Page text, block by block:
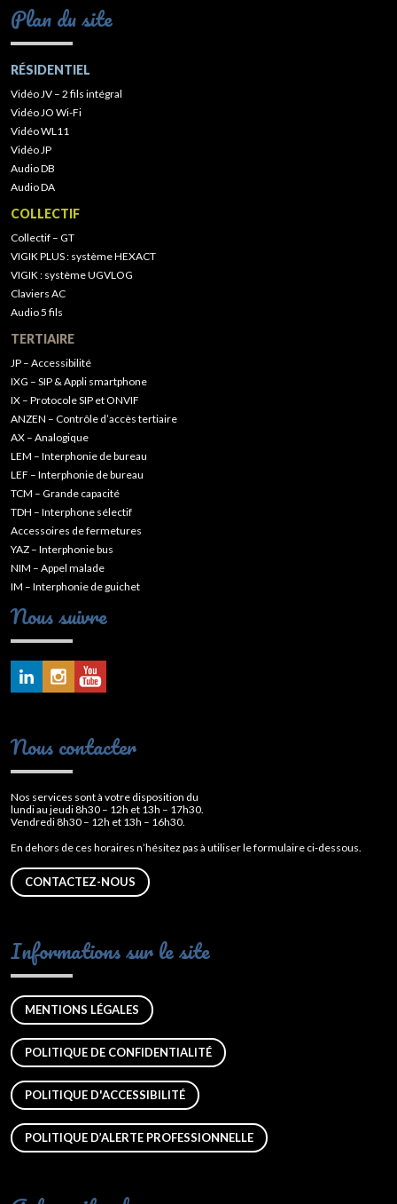
Plan du site
RÉSIDENTIEL
Vidéo JV – 2 fils intégral
Vidéo JO Wi-Fi
Vidéo WL11
Vidéo JP
Audio DB
Audio DA
COLLECTIF
Collectif – GT
VIGIK PLUS : système HEXACT
VIGIK : système UGVLOG
Claviers AC
Audio 5 fils
TERTIAIRE
JP – Accessibilité
IXG – SIP & Appli smartphone
IX – Protocole SIP et ONVIF
ANZEN – Contrôle d’accès tertiaire
AX – Analogique
LEM – Interphonie de bureau
LEF – Interphonie de bureau
TCM – Grande capacité
TDH – Interphone sélectif
Accessoires de fermetures
YAZ – Interphonie bus
NIM – Appel malade
IM – Interphonie de guichet
Nous suivre
Nous contacter
Nos services sont à votre disposition du
lundi au jeudi 8h30 – 12h et 13h – 17h30.
Vendredi 8h30 – 12h et 13h – 16h30.
En dehors de ces horaires n’hésitez pas à utiliser le formulaire ci-dessous.
CONTACTEZ-NOUS
Informations sur le site
MENTIONS LÉGALES
POLITIQUE DE CONFIDENTIALITÉ
POLITIQUE D'ACCESSIBILITÉ
POLITIQUE D’ALERTE PROFESSIONNELLE